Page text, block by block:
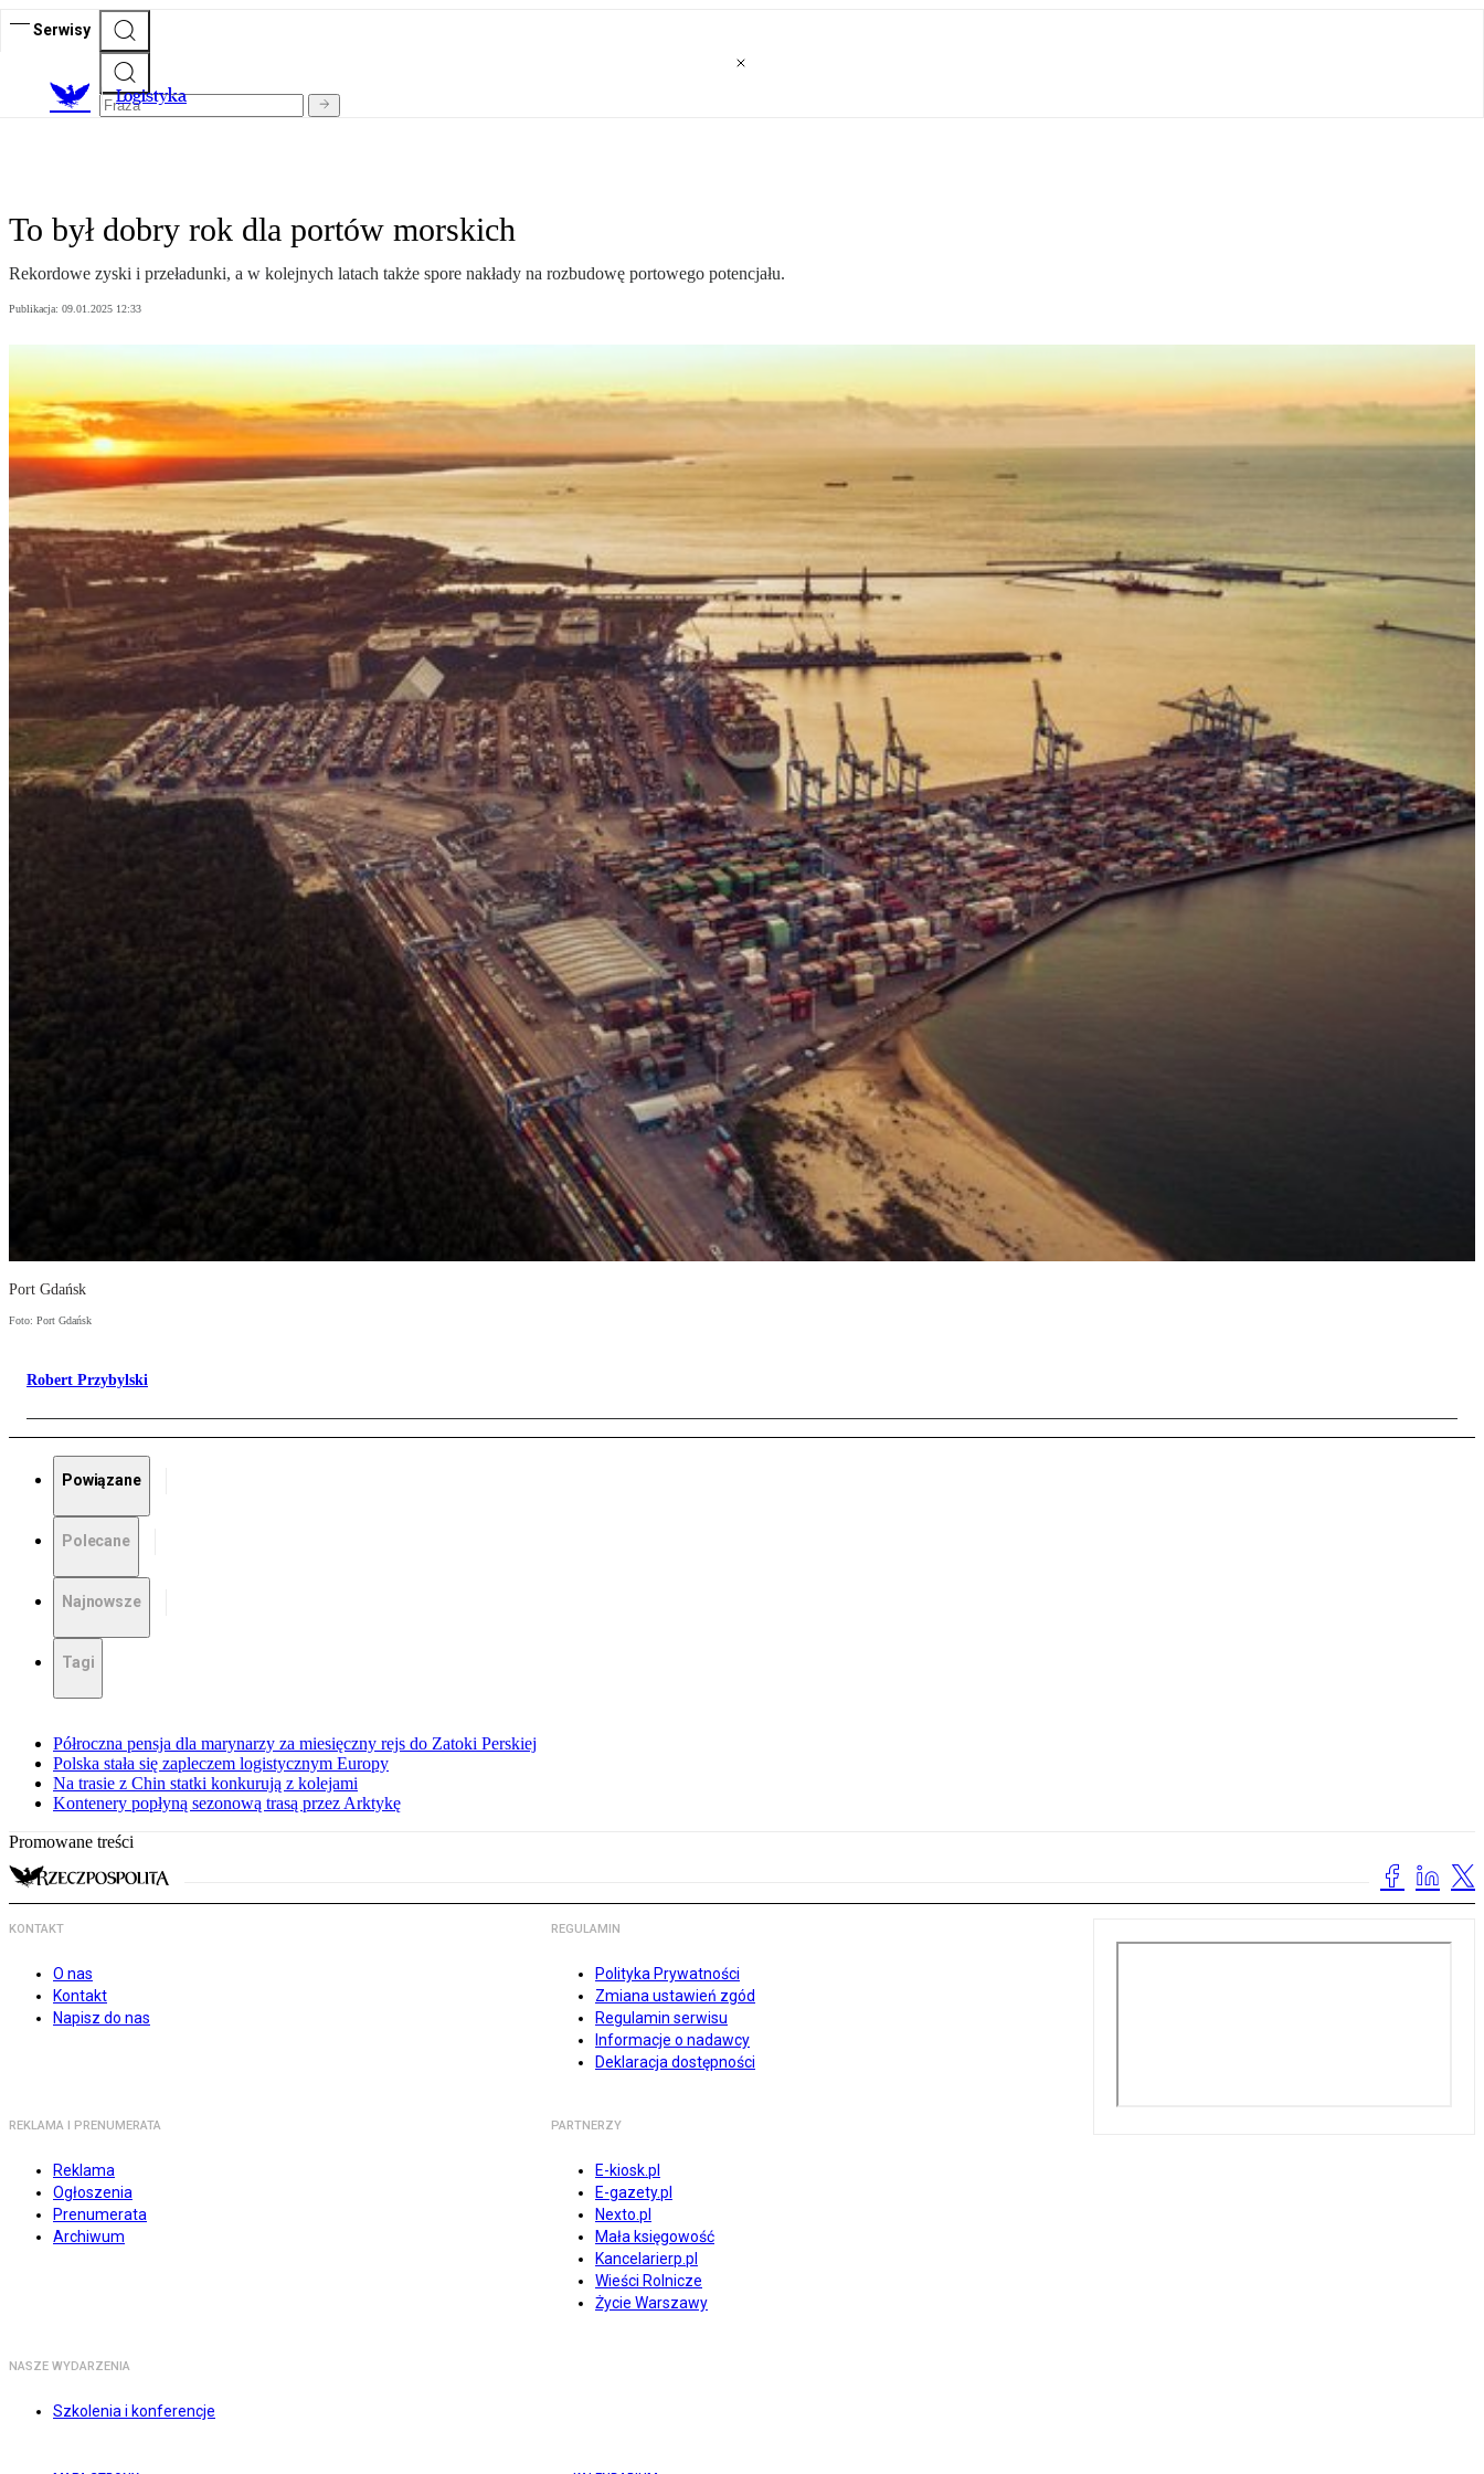
Serwisy
Logistyka
To był dobry rok dla portów morskich
Rekordowe zyski i przeładunki, a w kolejnych latach także spore nakłady na rozbudowę portowego potencjału.
Publikacja: 09.01.2025 12:33
Port Gdańsk
Foto: Port Gdańsk
Robert Przybylski
Powiązane
Polecane
Najnowsze
Tagi
Półroczna pensja dla marynarzy za miesięczny rejs do Zatoki Perskiej
Polska stała się zapleczem logistycznym Europy
Na trasie z Chin statki konkurują z kolejami
Kontenery popłyną sezonową trasą przez Arktykę
Promowane treści
KONTAKT
O nas
Kontakt
Napisz do nas
REGULAMIN
Polityka Prywatności
Zmiana ustawień zgód
Regulamin serwisu
Informacje o nadawcy
Deklaracja dostępności
REKLAMA I PRENUMERATA
Reklama
Ogłoszenia
Prenumerata
Archiwum
PARTNERZY
E-kiosk.pl
E-gazety.pl
Nexto.pl
Mała księgowość
Kancelarierp.pl
Wieści Rolnicze
Życie Warszawy
NASZE WYDARZENIA
Szkolenia i konferencje